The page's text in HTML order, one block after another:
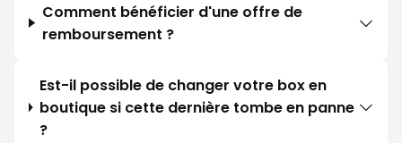
Comment bénéficier d'une offre de
remboursement ?
Est-il possible de changer votre box en
boutique si cette dernière tombe en panne
?